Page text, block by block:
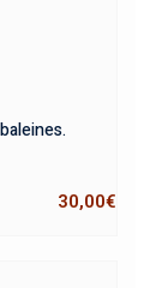
30,00€